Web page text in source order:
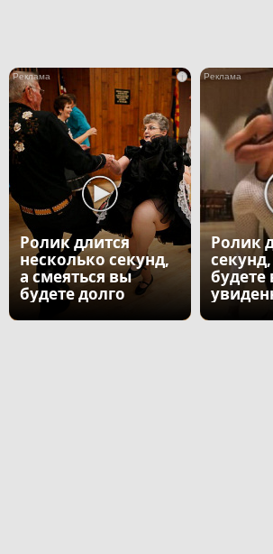
i
Ролик длится
несколько секунд,
а смеяться вы
будете долго
Ролик
будете